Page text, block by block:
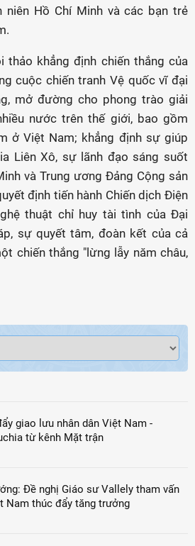
niên Hồ Chí Minh và các bạn trẻ
thảo khẳng định chiến thắng của
cuộc chiến tranh Vệ quốc vĩ đại
mở đường cho phong trào giải
nước trên thế giới, bao gồm
ở Việt Nam; khẳng định sự giúp
Liên Xô, sự lãnh đạo sáng suốt
và Trung ương Đảng Cộng sản
định tiến hành Chiến dịch Điện
thuật chỉ huy tài tình của Đại
sự quyết tâm, đoàn kết của cả
chiến thắng "lừng lẫy năm châu,
giao lưu nhân dân Việt Nam -
từ kênh Mặt trận
Đề nghị Giáo sư Vallely tham vấn
Nam thúc đẩy tăng trưởng